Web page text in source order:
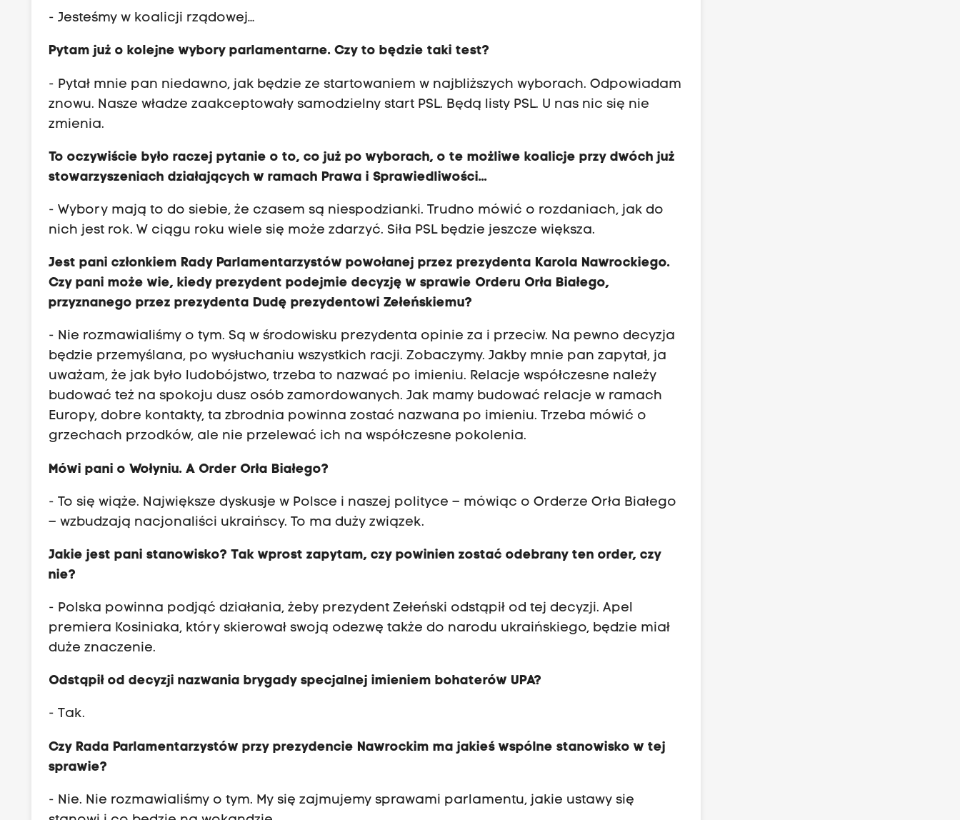
- Jesteśmy w koalicji rządowej…
Pytam już o kolejne wybory parlamentarne. Czy to będzie taki test?
- Pytał mnie pan niedawno, jak będzie ze startowaniem w najbliższych wyborach. Odpowiadam
znowu. Nasze władze zaakceptowały samodzielny start PSL. Będą listy PSL. U nas nic się nie
zmienia.
To oczywiście było raczej pytanie o to, co już po wyborach, o te możliwe koalicje przy dwóch już
stowarzyszeniach działających w ramach Prawa i Sprawiedliwości...
- Wybory mają to do siebie, że czasem są niespodzianki. Trudno mówić o rozdaniach, jak do
nich jest rok. W ciągu roku wiele się może zdarzyć. Siła PSL będzie jeszcze większa.
Jest pani członkiem Rady Parlamentarzystów powołanej przez prezydenta Karola Nawrockiego.
Czy pani może wie, kiedy prezydent podejmie decyzję w sprawie Orderu Orła Białego,
przyznanego przez prezydenta Dudę prezydentowi Zełeńskiemu?
- Nie rozmawialiśmy o tym. Są w środowisku prezydenta opinie za i przeciw. Na pewno decyzja
będzie przemyślana, po wysłuchaniu wszystkich racji. Zobaczymy. Jakby mnie pan zapytał, ja
uważam, że jak było ludobójstwo, trzeba to nazwać po imieniu. Relacje współczesne należy
budować też na spokoju dusz osób zamordowanych. Jak mamy budować relacje w ramach
Europy, dobre kontakty, ta zbrodnia powinna zostać nazwana po imieniu. Trzeba mówić o
grzechach przodków, ale nie przelewać ich na współczesne pokolenia.
Mówi pani o Wołyniu. A Order Orła Białego?
- To się wiąże. Największe dyskusje w Polsce i naszej polityce – mówiąc o Orderze Orła Białego
– wzbudzają nacjonaliści ukraińscy. To ma duży związek.
Jakie jest pani stanowisko? Tak wprost zapytam, czy powinien zostać odebrany ten order, czy
nie?
- Polska powinna podjąć działania, żeby prezydent Zełeński odstąpił od tej decyzji. Apel
premiera Kosiniaka, który skierował swoją odezwę także do narodu ukraińskiego, będzie miał
duże znaczenie.
Odstąpił od decyzji nazwania brygady specjalnej imieniem bohaterów UPA?
- Tak.
Czy Rada Parlamentarzystów przy prezydencie Nawrockim ma jakieś wspólne stanowisko w tej
sprawie?
- Nie. Nie rozmawialiśmy o tym. My się zajmujemy sprawami parlamentu, jakie ustawy się